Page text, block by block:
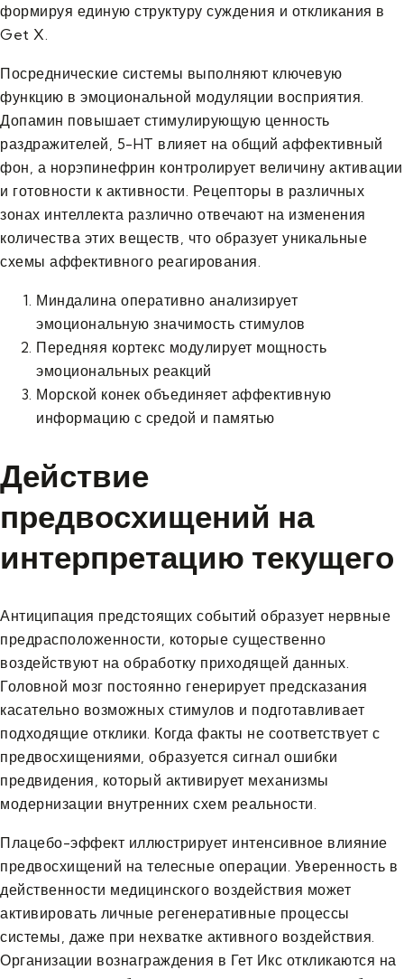
формируя единую структуру суждения и откликания в
Get X.
Посреднические системы выполняют ключевую
функцию в эмоциональной модуляции восприятия.
Допамин повышает стимулирующую ценность
раздражителей, 5-HT влияет на общий аффективный
фон, а норэпинефрин контролирует величину активации
и готовности к активности. Рецепторы в различных
зонах интеллекта различно отвечают на изменения
количества этих веществ, что образует уникальные
схемы аффективного реагирования.
Миндалина оперативно анализирует
эмоциональную значимость стимулов
Передняя кортекс модулирует мощность
эмоциональных реакций
Морской конек объединяет аффективную
информацию с средой и памятью
Действие
предвосхищений на
интерпретацию текущего
Антиципация предстоящих событий образует нервные
предрасположенности, которые существенно
воздействуют на обработку приходящей данных.
Головной мозг постоянно генерирует предсказания
касательно возможных стимулов и подготавливает
подходящие отклики. Когда факты не соответствует с
предвосхищениями, образуется сигнал ошибки
предвидения, который активирует механизмы
модернизации внутренних схем реальности.
Плацебо-эффект иллюстрирует интенсивное влияние
предвосхищений на телесные операции. Уверенность в
действенности медицинского воздействия может
активировать личные регенеративные процессы
системы, даже при нехватке активного воздействия.
Организации вознаграждения в Гет Икс откликаются на